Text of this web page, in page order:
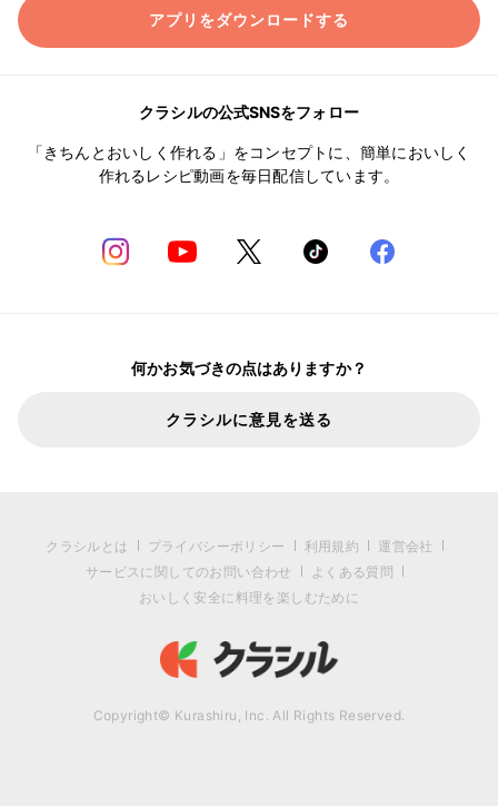
アプリをダウンロードする
クラシルの公式SNSをフォロー
「きちんとおいしく作れる」をコンセプトに、簡単においしく
作れるレシピ動画を毎日配信しています。
何かお気づきの点はありますか？
クラシルに意見を送る
クラシルとは プライバシーポリシー 利用規約
運営会社
サービスに関してのお問い合わせ
よくある質問
おいしく安全に料理を楽しむために
Copyright© Kurashiru, Inc. All Rights Reserved.